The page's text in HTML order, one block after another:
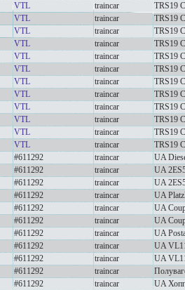
VTL traincar
TRS19
VTL traincar
TRS19
VTL traincar
TRS19
VTL traincar
TRS19
VTL traincar
TRS19
VTL traincar
TRS19
VTL traincar
TRS19
VTL traincar
TRS19
VTL traincar
TRS19
VTL traincar
TRS19
VTL traincar
TRS19
VTL traincar
TRS19
#611292 traincar
UA
#611292 traincar
UA
#611292 traincar
UA
#611292 traincar
UA
#611292 traincar
UA
#611292 traincar
UA
#611292 traincar
UA
#611292 traincar
UA
#611292 traincar
UA
#611292 traincar
#611292 traincar
UA